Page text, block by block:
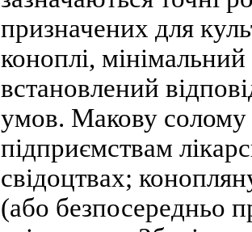
призначених для
коноплі,
встановлений
умов. Макову солому
підприємствам
свідоцтвах;
(або безпосередньо